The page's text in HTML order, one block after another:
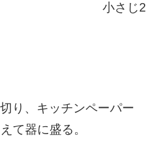
小さじ2
り、キッチンペーパー
て器に盛る。